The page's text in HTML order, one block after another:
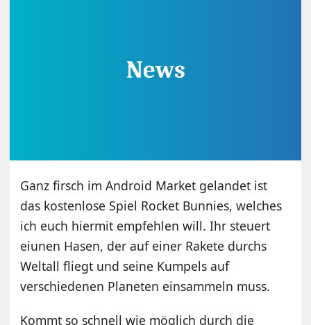
Ganz firsch im Android Market gelandet ist
das kostenlose Spiel Rocket Bunnies, welches
ich euch hiermit empfehlen will. Ihr steuert
eiunen Hasen, der auf einer Rakete durchs
Weltall fliegt und seine Kumpels auf
verschiedenen Planeten einsammeln muss.
Kommt so schnell wie möglich durch die